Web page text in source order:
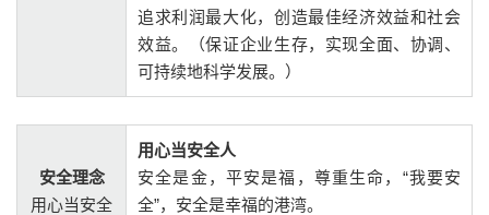
追求利润最大化，创造最佳经济效益和社会
效益。（保证企业生存，实现全面、协调、
可持续地科学发展。）
安全理念
用心当安全
用心当安全人
安全是金，平安是福，尊重生命，“我要安
全”，安全是幸福的港湾。